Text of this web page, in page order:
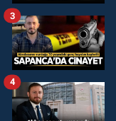
3
4